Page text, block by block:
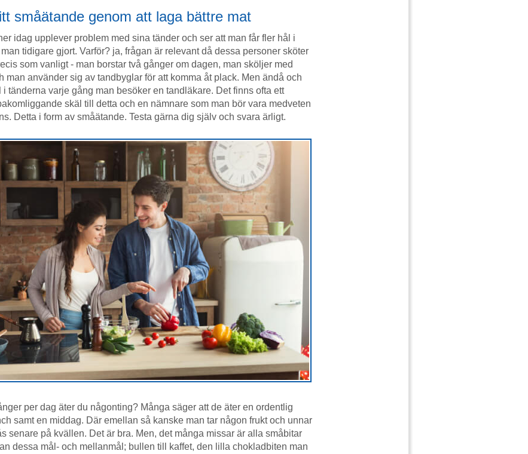
småätande genom att laga bättre mat
idag upplever problem med sina tänder och ser att man får fler hål i
tidigare gjort. Varför? ja, frågan är relevant då dessa personer sköter
som vanligt - man borstar två gånger om dagen, man sköljer med
man använder sig av tandbyglar för att komma åt plack. Men ändå och
i tänderna varje gång man besöker en tandläkare. Det finns ofta ett
skäl till detta och en nämnare som man bör vara medveten
Detta i form av småätande. Testa gärna dig själv och svara ärligt.
per dag äter du någonting? Många säger att de äter en ordentlig
samt en middag. Där emellan så kanske man tar någon frukt och unnar
senare på kvällen. Det är bra. Men, det många missar är alla småbitar
dessa mål- och mellanmål; bullen till kaffet, den lilla chokladbiten man